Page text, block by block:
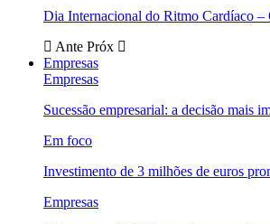
Dia Internacional do Ritmo Cardíaco –
Ante Próx
Empresas
Empresas
Sucessão empresarial: a decisão mais
Em foco
Investimento de 3 milhões de euros
Empresas